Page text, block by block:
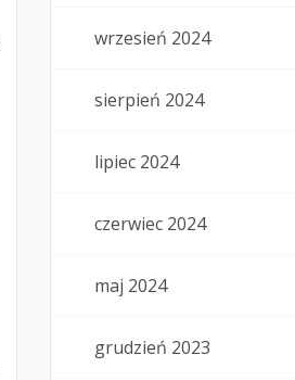
wrzesień 2024
sierpień 2024
lipiec 2024
czerwiec 2024
maj 2024
grudzień 2023